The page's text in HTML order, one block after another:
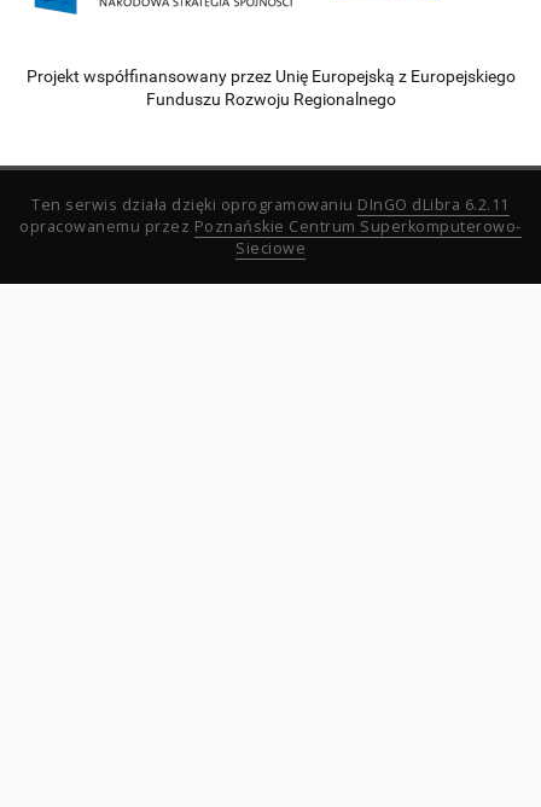
Projekt współfinansowany przez Unię Europejską z Europejskiego
Funduszu Rozwoju Regionalnego
Ten serwis działa dzięki oprogramowaniu DInGO dLibra 6.2.11
opracowanemu przez Poznańskie Centrum Superkomputerowo-
Sieciowe